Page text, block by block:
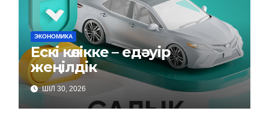
ЭКОНОМИКА
Ескі көлікке – едәуір
жеңілдік
ШІЛ 30, 2026